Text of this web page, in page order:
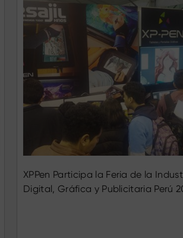
XPPen Participa la Feria de la
Digital, Gráfica y Publicitaria Perú